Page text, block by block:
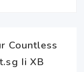
Countless
Ii XB